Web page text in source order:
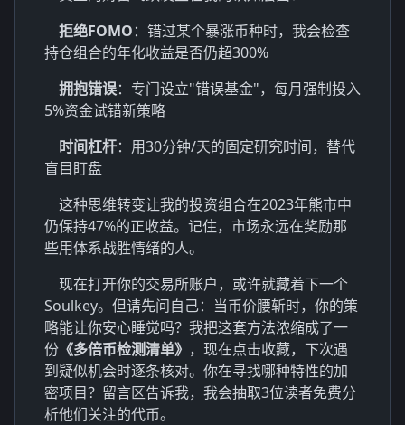
拒绝FOMO：错过某个暴涨币种时，我会检查
持仓组合的年化收益是否仍超300%
拥抱错误：专门设立"错误基金"，每月强制投入
5%资金试错新策略
时间杠杆：用30分钟/天的固定研究时间，替代
盲目盯盘
这种思维转变让我的投资组合在2023年熊市中
仍保持47%的正收益。记住，市场永远在奖励那
些用体系战胜情绪的人。
现在打开你的交易所账户，或许就藏着下一个
Soulkey。但请先问自己：当币价腰斩时，你的策
略能让你安心睡觉吗？我把这套方法浓缩成了一
份 《多倍币检测清单》 ，现在点击收藏，下次遇
到疑似机会时逐条核对。你在寻找哪种特性的加
密项目？留言区告诉我，我会抽取3位读者免费分
析他们关注的代币。